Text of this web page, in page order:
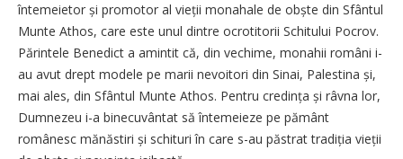
întemeietor și promotor al vieții monahale de obște din Sfântul
Munte Athos, care este unul dintre ocrotitorii Schitului Pocrov.
Părintele Benedict a amintit că, din vechime, monahii români i-
au avut drept modele pe marii nevoitori din Sinai, Palestina și,
mai ales, din Sfântul Munte Athos. Pentru credința și râvna lor,
Dumnezeu i-a binecuvântat să întemeieze pe pământ
românesc mănăstiri și schituri în care s-au păstrat tradiția vieții